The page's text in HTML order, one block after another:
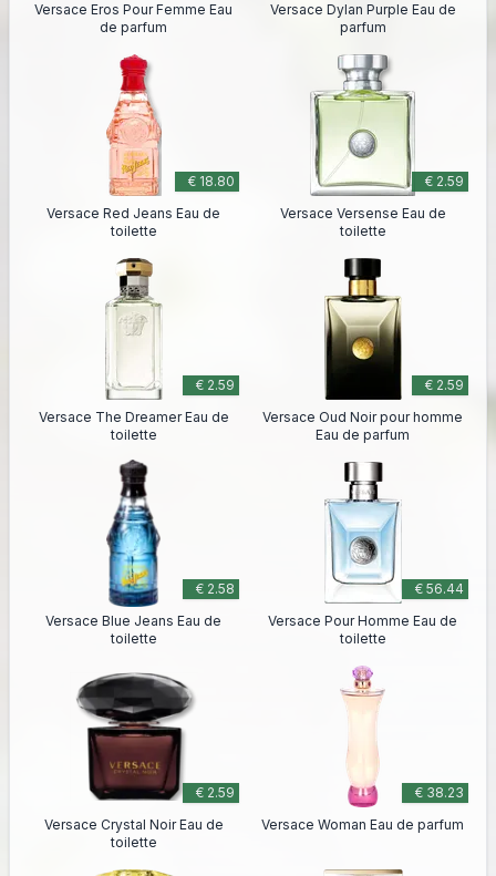
Versace Eros Pour Femme Eau
de parfum
Versace Dylan Purple Eau de
parfum
€ 18.80
Versace Red Jeans Eau de
toilette
€ 2.59
Versace Versense Eau de
toilette
€ 2.59
Versace The Dreamer Eau de
toilette
€ 2.59
Versace Oud Noir pour homme
Eau de parfum
€ 2.58
Versace Blue Jeans Eau de
toilette
€ 56.44
Versace Pour Homme Eau de
toilette
€ 2.59
Versace Crystal Noir Eau de
toilette
€ 38.23
Versace Woman Eau de parfum